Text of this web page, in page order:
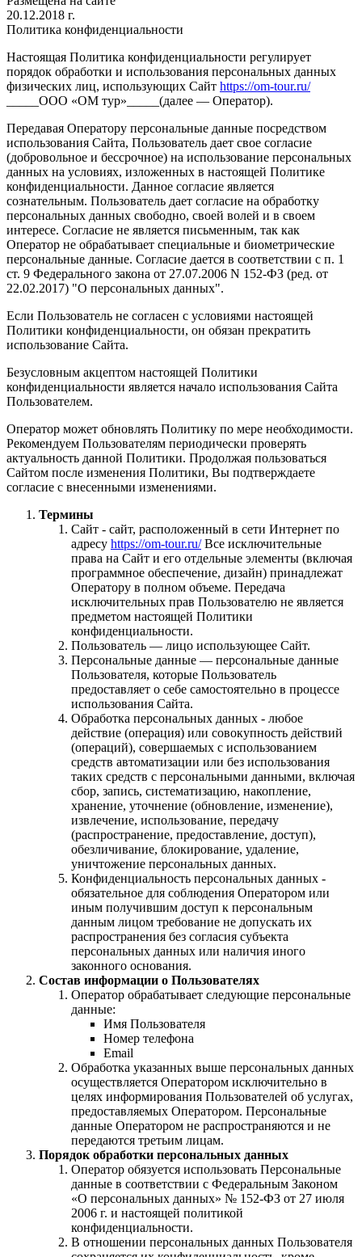
20.12.2018 г.
Политика конфиденциальности
Настоящая Политика конфиденциальности регулирует
порядок обработки и использования персональных данных
физических лиц, использующих Сайт https://om-tour.ru/
_____ООО «ОМ тур»_____(далее — Оператор).
Передавая Оператору персональные данные посредством
использования Сайта, Пользователь дает свое согласие
(добровольное и бессрочное) на использование персональных
данных на условиях, изложенных в настоящей Политике
конфиденциальности. Данное согласие является
сознательным. Пользователь дает согласие на обработку
персональных данных свободно, своей волей и в своем
интересе. Согласие не является письменным, так как
Оператор не обрабатывает специальные и биометрические
персональные данные. Согласие дается в соответствии с п. 1
ст. 9 Федерального закона от 27.07.2006 N 152-ФЗ (ред. от
22.02.2017) "О персональных данных".
Если Пользователь не согласен с условиями настоящей
Политики конфиденциальности, он обязан прекратить
использование Сайта.
Безусловным акцептом настоящей Политики
конфиденциальности является начало использования Сайта
Пользователем.
Оператор может обновлять Политику по мере необходимости.
Рекомендуем Пользователям периодически проверять
актуальность данной Политики. Продолжая пользоваться
Сайтом после изменения Политики, Вы подтверждаете
согласие с внесенными изменениями.
Термины
Сайт - сайт, расположенный в сети Интернет по
адресу https://om-tour.ru/Все исключительные
права на Сайт и его отдельные элементы (включая
программное обеспечение, дизайн) принадлежат
Оператору в полном объеме. Передача
исключительных прав Пользователю не является
предметом настоящей Политики
конфиденциальности.
Пользователь — лицо использующее Сайт.
Персональные данные — персональные данные
Пользователя, которые Пользователь
предоставляет о себе самостоятельно в процессе
использования Сайта.
Обработка персональных данных - любое
действие (операция) или совокупность действий
(операций), совершаемых с использованием
средств автоматизации или без использования
таких средств с персональными данными, включая
сбор, запись, систематизацию, накопление,
хранение, уточнение (обновление, изменение),
извлечение, использование, передачу
(распространение, предоставление, доступ),
обезличивание, блокирование, удаление,
уничтожение персональных данных.
Конфиденциальность персональных данных -
обязательное для соблюдения Оператором или
иным получившим доступ к персональным
данным лицом требование не допускать их
распространения без согласия субъекта
персональных данных или наличия иного
законного основания.
Состав информации о Пользователях
Оператор обрабатывает следующие персональные
данные:
Имя Пользователя
Номер телефона
Email
Обработка указанных выше персональных данных
осуществляется Оператором исключительно в
целях информирования Пользователей об услугах,
предоставляемых Оператором. Персональные
данные Оператором не распространяются и не
передаются третьим лицам.
Порядок обработки персональных данных
Оператор обязуется использовать Персональные
данные в соответствии с Федеральным Законом
«О персональных данных» № 152-ФЗ от 27 июля
2006 г. и настоящей политикой
конфиденциальности.
В отношении персональных данных Пользователя